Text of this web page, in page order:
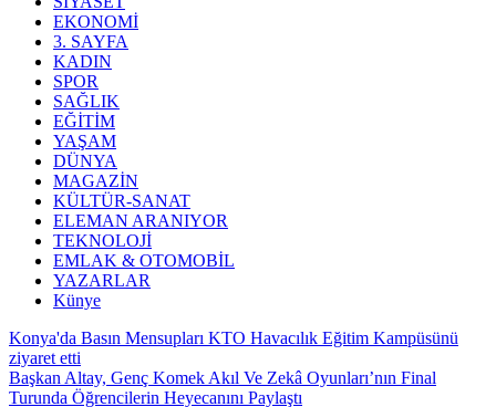
EKONOMİ
3. SAYFA
KADIN
SPOR
SAĞLIK
EĞİTİM
YAŞAM
DÜNYA
MAGAZİN
KÜLTÜR-SANAT
ELEMAN ARANIYOR
TEKNOLOJİ
EMLAK & OTOMOBİL
YAZARLAR
Künye
Konya'da Basın Mensupları KTO Havacılık Eğitim Kampüsünü
ziyaret etti
Başkan Altay, Genç Komek Akıl Ve Zekâ Oyunları’nın Final
Turunda Öğrencilerin Heyecanını Paylaştı